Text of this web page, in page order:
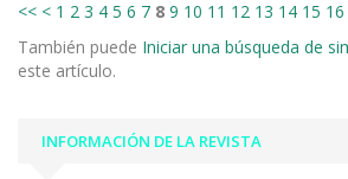
<< < 1 2 3 4 5 6 7 8 9 10 11 12 13 14 15 16
También puede Iniciar una búsqueda de
este artículo.
INFORMACIÓN DE LA REVISTA